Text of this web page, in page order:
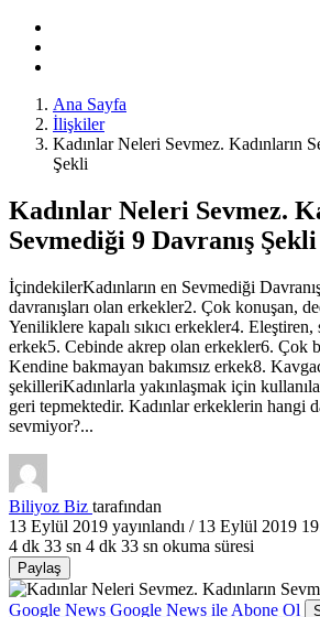
Ana Sayfa
İlişkiler
Kadınlar Neleri Sevmez. Kadınların
Şekli
Kadınlar Neleri Sevmez.
Sevmediği 9 Davranış Şekli
İçindekilerKadınların en Sevmediği
davranışları olan erkekler2. Çok konuşan,
Yeniliklere kapalı sıkıcı erkekler4.
erkek5. Cebinde akrep olan erkekler6. Çok
Kendine bakmayan bakımsız erkek8.
şekilleriKadınlarla yakınlaşmak için
geri tepmektedir. Kadınlar erkeklerin hangi
sevmiyor?...
Biliyoz Biz tarafından
13 Eylül 2019 yayınlandı / 13 Eylül 2019
4 dk 33 sn 4 dk 33 sn okuma süresi
Paylaş
Google News Google News ile Abone Ol